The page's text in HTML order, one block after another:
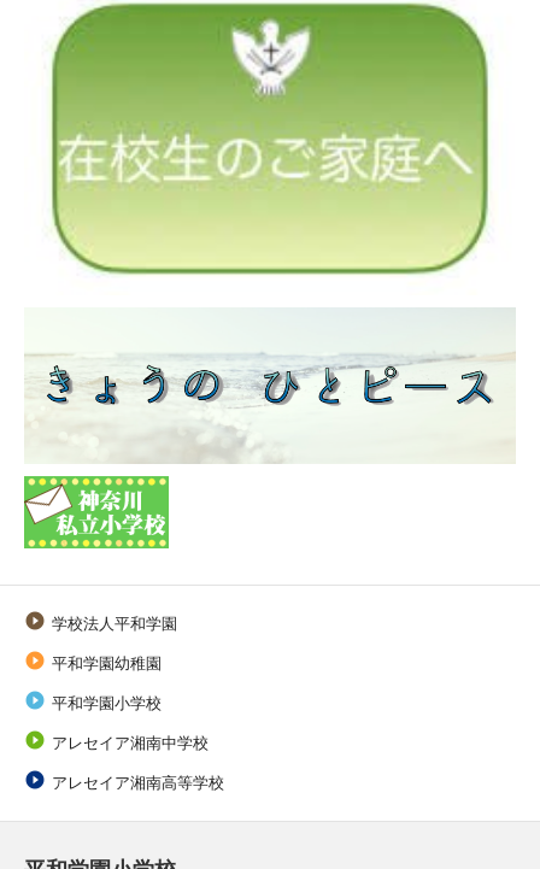
 学校法人平和学園
 平和学園幼稚園
 平和学園小学校
 アレセイア湘南中学校
 アレセイア湘南高等学校